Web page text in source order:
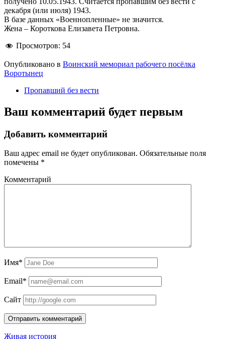
декабря (или июля) 1943.
В базе данных «Военнопленные» не значится.
Жена – Короткова Елизавета Петровна.
Просмотров: 54
Опубликовано в Воинский мемориал рабочего посёлка
Воротынец
Пропавший без вести
Ваш комментарий будет первым
Добавить комментарий
Ваш адрес email не будет опубликован. Обязательные поля
помечены *
Комментарий
Имя*
Email*
Сайт
Живая история